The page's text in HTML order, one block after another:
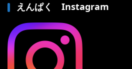
えんぱく Instagram